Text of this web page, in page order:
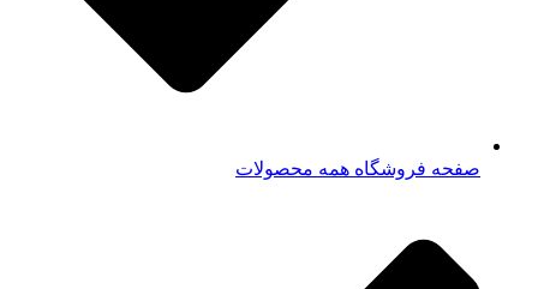
صفحه فروشگاه همه محصولات​